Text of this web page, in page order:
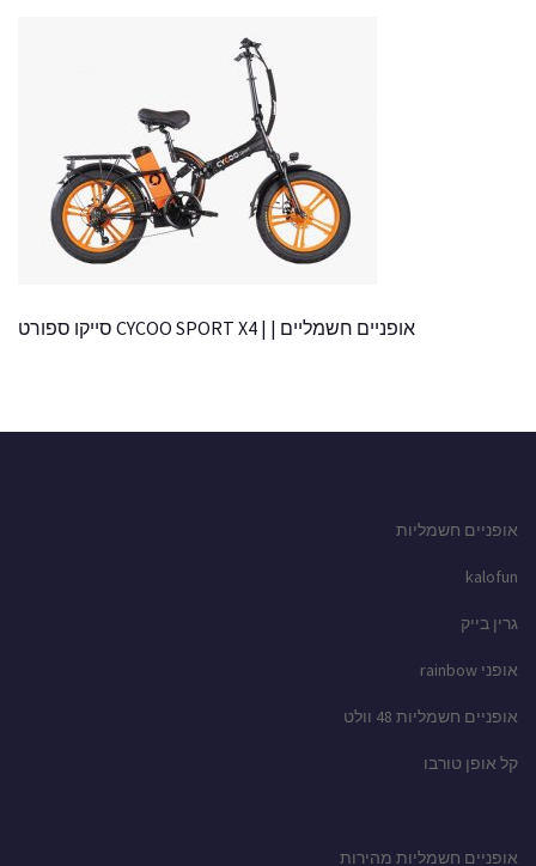
אופניים חשמליים | | CYCOO SPORT X4 סייקו ספורט
אופניים חשמליות
kalofun
גרין בייק
אופני rainbow
אופניים חשמליות 48 וולט
קל אופן טורבו
אופניים חשמליות מהירות